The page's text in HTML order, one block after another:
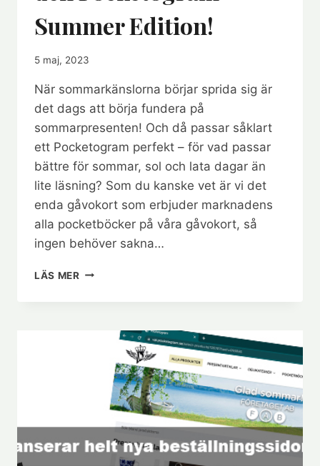
Summer Edition!
5 maj, 2023
När sommarkänslorna börjar sprida sig är
det dags att börja fundera på
sommarpresenten! Och då passar såklart
ett Pocketogram perfekt – för vad passar
bättre för sommar, sol och lata dagar än
lite läsning? Som du kanske vet är vi det
enda gåvokort som erbjuder marknadens
alla pocketböcker på våra gåvokort, så
ingen behöver sakna…
LÄS MERVÅREN
POCKETOGRAM
SUMMER
EDITION!